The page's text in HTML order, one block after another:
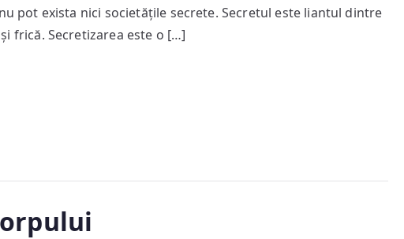
pot exista nici societățile secrete. Secretul este liantul dintre
frică. Secretizarea este o […]